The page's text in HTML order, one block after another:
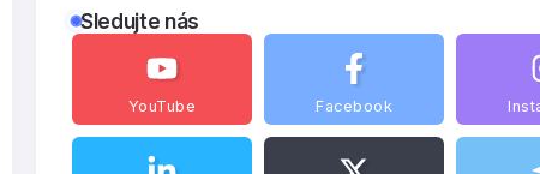
Sledujte nás
YouTube Facebook